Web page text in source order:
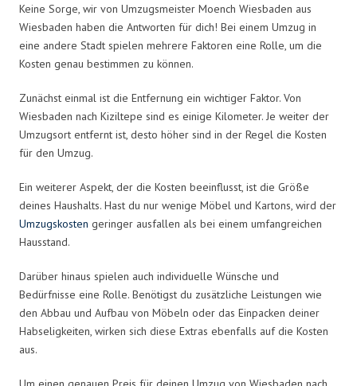
Keine Sorge, wir von Umzugsmeister Moench Wiesbaden aus
Wiesbaden haben die Antworten für dich! Bei einem Umzug in
eine andere Stadt spielen mehrere Faktoren eine Rolle, um die
Kosten genau bestimmen zu können.
Zunächst einmal ist die Entfernung ein wichtiger Faktor. Von
Wiesbaden nach Kiziltepe sind es einige Kilometer. Je weiter der
Umzugsort entfernt ist, desto höher sind in der Regel die Kosten
für den Umzug.
Ein weiterer Aspekt, der die Kosten beeinflusst, ist die Größe
deines Haushalts. Hast du nur wenige Möbel und Kartons, wird der
Umzugskosten geringer ausfallen als bei einem umfangreichen
Hausstand.
Darüber hinaus spielen auch individuelle Wünsche und
Bedürfnisse eine Rolle. Benötigst du zusätzliche Leistungen wie
den Abbau und Aufbau von Möbeln oder das Einpacken deiner
Habseligkeiten, wirken sich diese Extras ebenfalls auf die Kosten
aus.